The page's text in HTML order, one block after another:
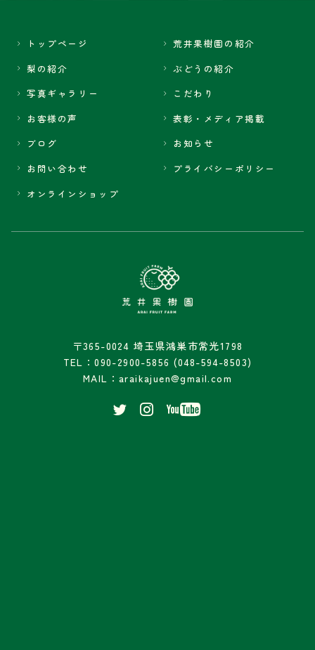
トップページ
荒井果樹園の紹介
梨の紹介
ぶどうの紹介
写真ギャラリー
こだわり
お客様の声
表彰・メディア掲載
ブログ
お知らせ
お問い合わせ
プライバシーポリシー
オンラインショップ
〒365-0024 埼玉県鴻巣市常光1798
TEL：090-2900-5856 (048-594-8503)
MAIL：araikajuen@gmail.com